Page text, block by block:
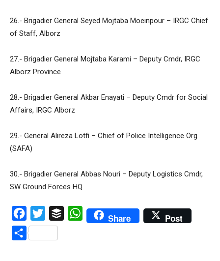
26.- Brigadier General Seyed Mojtaba Moeinpour – IRGC Chief
of Staff, Alborz
27.- Brigadier General Mojtaba Karami – Deputy Cmdr, IRGC
Alborz Province
28.- Brigadier General Akbar Enayati – Deputy Cmdr for Social
Affairs, IRGC Alborz
29.- General Alireza Lotfi – Chief of Police Intelligence Org
(SAFA)
30.- Brigadier General Abbas Nouri – Deputy Logistics Cmdr,
SW Ground Forces HQ
Facebook
Twitter Buffer WhatsAppShare Post
Compartir